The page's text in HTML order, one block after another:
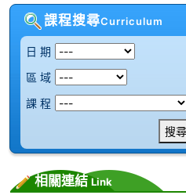
課程搜尋Curriculum
日 期
區 域
課 程
搜尋
相關連結Link